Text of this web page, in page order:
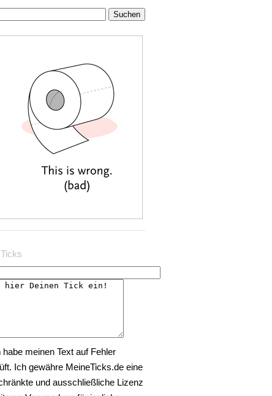
habe meinen Text auf Fehler
Ich gewähre MeineTicks.de eine
und ausschließliche Lizenz